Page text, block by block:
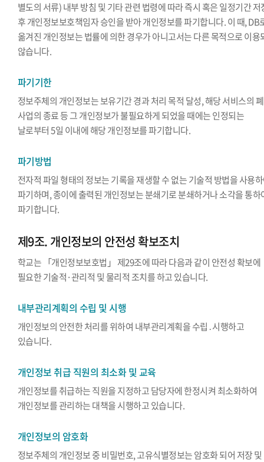
별도의 서류) 내부 방침 및 기타 관련 법령에 따라 즉시 혹은 일정기간 저
후 개인정보보호책임자 승인을 받아 개인정보를 파기합니다. 이 때, DB
옮겨진 개인정보는 법률에 의한 경우가 아니고서는 다른 목적으로 이용
않습니다.
파기기한
정보주체의 개인정보는 보유기간 경과 처리 목적 달성, 해당 서비스의
사업의 종료 등 그 개인정보가 불필요하게 되었을 때에는 인정되는
날로부터 5일 이내에 해당 개인정보를 파기합니다.
파기방법
전자적 파일 형태의 정보는 기록을 재생할 수 없는 기술적 방법을 사용
파기하며, 종이에 출력된 개인정보는 분쇄기로 분쇄하거나 소각을 통하
파기합니다.
제9조. 개인정보의 안전성 확보조치
학교는 「개인정보보호법」 제29조에 따라 다음과 같이 안전성 확보에
필요한 기술적·관리적 및 물리적 조치를 하고 있습니다.
내부관리계획의 수립 및 시행
개인정보의 안전한 처리를 위하여 내부관리계획을 수립․시행하고
있습니다.
개인정보 취급 직원의 최소화 및 교육
개인정보를 취급하는 직원을 지정하고 담당자에 한정시켜 최소화하여
개인정보를 관리하는 대책을 시행하고 있습니다.
개인정보의 암호화
정보주체의 개인정보 중 비밀번호, 고유식별정보는 암호화 되어 저장 및